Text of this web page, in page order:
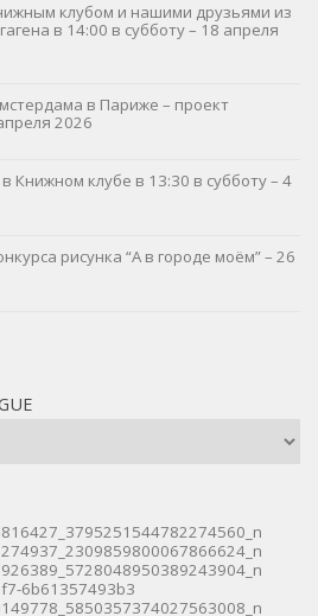
клубом и нашими друзьями из
в 14:00 в субботу – 18 апреля
в Париже – проект
2026
Книжном клубе в 13:30 в субботу – 4
рисунка “А в городе моём” – 26